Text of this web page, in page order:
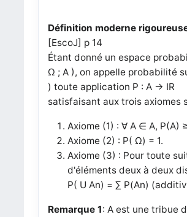
Définition moderne
[EscoJ] p 14
Étant donné un espace
Ω ; A ), on appelle probabilité
) toute application P : A → IR
satisfaisant aux trois axiomes
Axiome (1) : ∀ A ∈ A, P(A)
Axiome (2) : P( Ω) = 1.
Axiome (3) : Pour toute
d'éléments deux à deux
P( U An) = ∑ P(An)
Remarque 1: A est une tribue